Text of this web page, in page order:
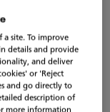
deren
häufig auf, oft
können eine
einer
site. To improve
details and provide
and deliver
or 'Reject
and go directly to
description of
more information